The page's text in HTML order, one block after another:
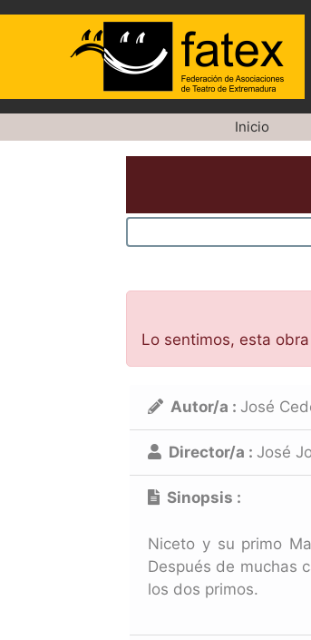
al
Inicio
Lo sentimos, esta
Autor/a : José
Director/a : José
Sinopsis :
Niceto y su primo
Después de muchas
los dos primos.